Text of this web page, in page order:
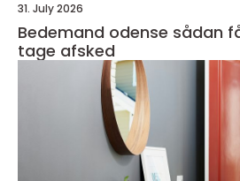
31. July 2026
Bedemand odense sådan får du ro til at
tage afsked